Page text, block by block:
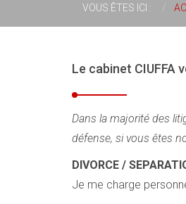
VOUS ÊTES ICI :
Le cabinet CIUFFA
Dans la majorité des
défense, si vous êtes
DIVORCE /
Je me charge